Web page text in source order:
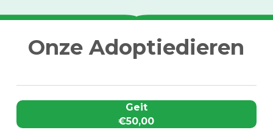
Onze Adoptiedieren
Geit
€50,00